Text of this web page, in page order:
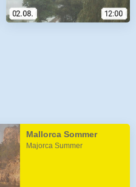
Mallorca Sommer
Majorca Summer